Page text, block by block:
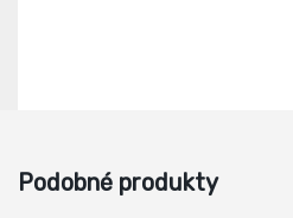
Podobné produkty